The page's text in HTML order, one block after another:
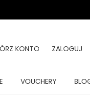
KONTO ZALOGUJ
VOUCHERY